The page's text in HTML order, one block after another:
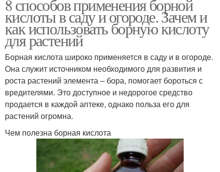
8 способов применения борной
кислоты в саду и огороде. Зачем и
как использовать борную кислоту
для растений
Борная кислота широко применяется в саду и в огороде.
Она служит источником необходимого для развития и
роста растений элемента – бора, помогает бороться с
вредителями. Это доступное и недорогое средство
продается в каждой аптеке, однако польза его для
растений огромна.
Чем полезна борная кислота